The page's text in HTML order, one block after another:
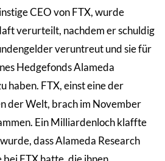
CEO von FTX, wurde
verurteilt, nachdem er schuldig
veruntreut und sie für
Hedgefonds Alameda
haben. FTX, einst eine der
der Welt, brach im November
Ein Milliardenloch klaffte
dass Alameda Research